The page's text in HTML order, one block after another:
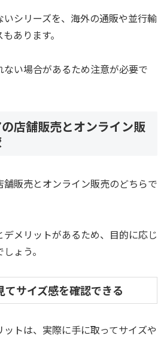
いシリーズを、海外の通販や並行輸
あります。
ない場合があるため注意が必要で
店舗販売とオンライン販
販売とオンライン販売のどちらで
メリットがあるため、目的に応じ
ょう。
サイズ感を確認できる
トは、実際に手に取ってサイズや